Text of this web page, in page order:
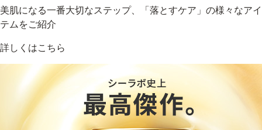
美肌になる一番大切なステップ、「落とすケア」の様々なアイ
テムをご紹介
詳しくはこちら